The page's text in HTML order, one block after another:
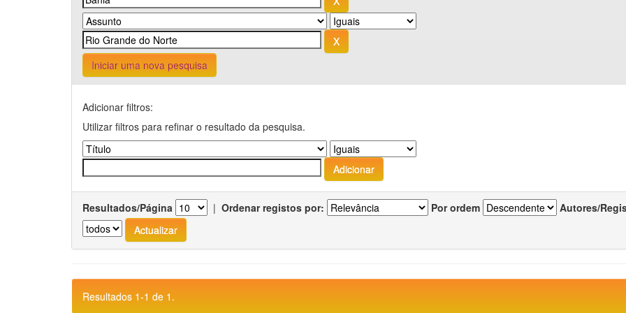
Iniciar uma nova pesquisa
Adicionar filtros:
Utilizar filtros para refinar o resultado da pesquisa.
Resultados/Página | Ordenar registos por: Por ordem Autores/
Resultados 1-1 de 1.